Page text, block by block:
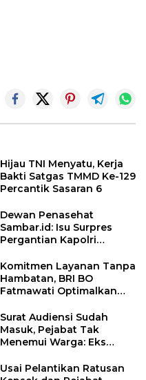
Hijau TNI Menyatu, Kerja
Bakti Satgas TMMD Ke-129
Percantik Sasaran 6
Dewan Penasehat
Sambar.id: Isu Surpres
Pergantian Kapolri
Kewenangan Mutlak di
Tangan Presiden
Komitmen Layanan Tanpa
Hambatan, BRI BO
Fatmawati Optimalkan
Setiap Lini
Surat Audiensi Sudah
Masuk, Pejabat Tak
Menemui Warga: Eks
Pelayanan Dinas
Usai Pelantikan Ratusan